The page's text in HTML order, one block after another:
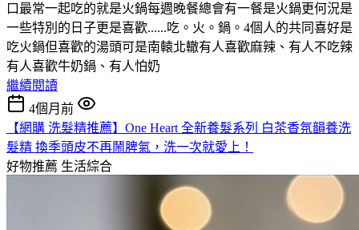
口最常一起吃的就是火鍋每週晚餐總會有一餐是火鍋更何況是
一些特別的日子更是喜歡......吃。火。鍋。4個人的共同喜好是
吃火鍋但喜歡的湯頭可是南轅北轍有人喜歡麻辣、有人不吃辣
有人喜歡牛奶鍋、有人怕奶
繼續閱讀
4個月前
【網購 洗髮精推薦】One Heart 全新養髮系列 白茶香氛韻養洗
髮精 換季頭皮不再鬧脾氣，洗一次就愛上！
好物推薦 生活綜合